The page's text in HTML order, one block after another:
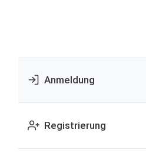
Anmeldung
Registrierung